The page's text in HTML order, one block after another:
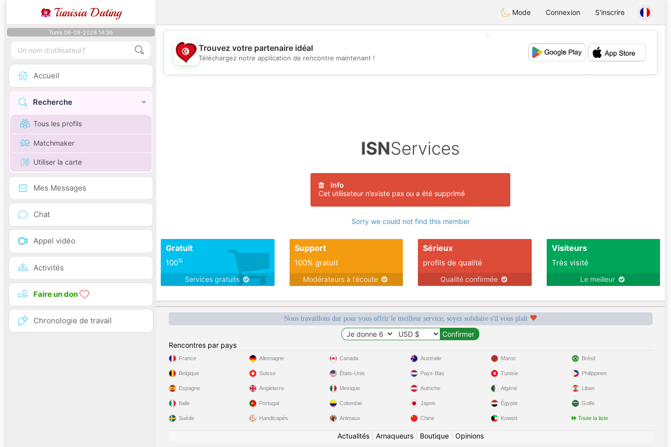
Tunisia Dating Mode Connexion S'inscrire
Tunis 06-08-2026 14:36
Accueil
Recherche
Tous les profils
Matchmaker
Utiliser la carte
Mes Messages
Chat
Appel vidéo
Activités
Faire un don
Chronologie de travail
💖
💕
Trouvez votre partenaire idéal
Téléchargez notre application de rencontre maintenant !
ISNServices
Info
Cet utilisateur n’existe pas ou a été supprimé
Sorry we could not find this member
Gratuit
100%
Services gratuits
Support
100% gratuit
Modérateurs à l'écoute
Sérieux
profils de qualité
Qualité confirmée
Visiteurs
Très visité
Le meilleur
Nous travaillons dur pour vous offrir le meilleur service, soyez solidaire s'il vous plaît
Rencontres par pays
France
Belgique
Espagne
Italie
Suède
Allemagne
Suisse
Angleterre
Portugal
Handicapés
Canada
États-Unis
Mexique
Colombie
Animaux
Australie
Pays-Bas
Autriche
Japon
Chine
Maroc
Tunisie
Algérie
Égypte
Koweït
Brésil
Philippines
Liban
Golfe
Toute la liste
Actualités| Arnaqueurs| Boutique| Opinions